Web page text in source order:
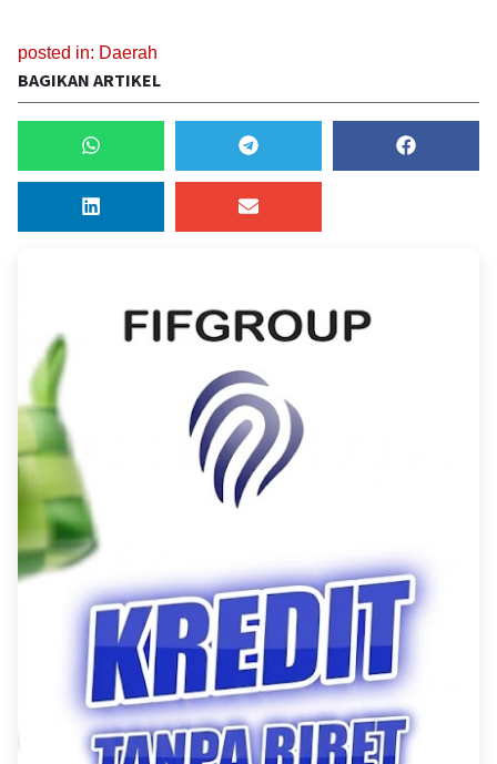
posted in: Daerah
BAGIKAN ARTIKEL